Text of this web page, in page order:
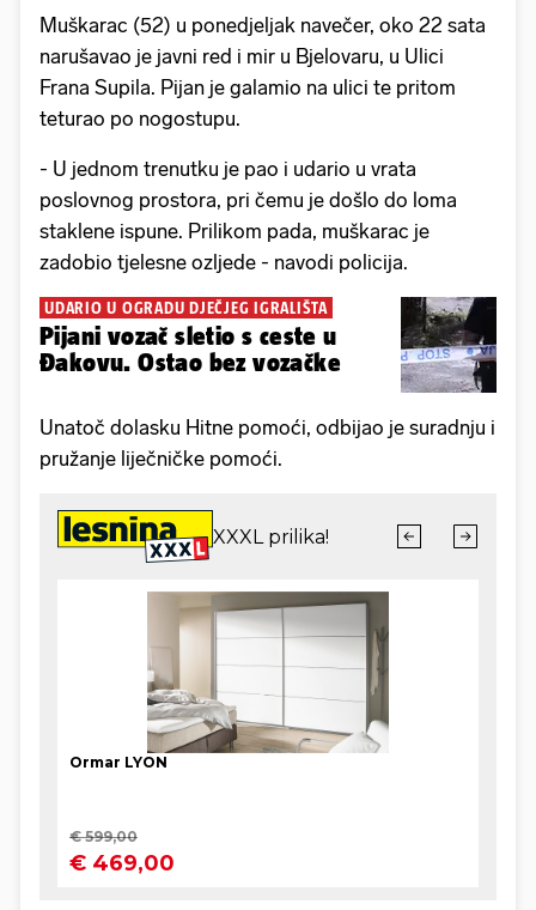
Muškarac (52) u ponedjeljak navečer, oko 22 sata
narušavao je javni red i mir u Bjelovaru, u Ulici
Frana Supila. Pijan je galamio na ulici te pritom
teturao po nogostupu.
- U jednom trenutku je pao i udario u vrata
poslovnog prostora, pri čemu je došlo do loma
staklene ispune. Prilikom pada, muškarac je
zadobio tjelesne ozljede - navodi policija.
UDARIO U OGRADU DJEČJEG IGRALIŠTA
Pijani vozač sletio s ceste u
Đakovu. Ostao bez vozačke
Unatoč dolasku Hitne pomoći, odbijao je suradnju i
pružanje liječničke pomoći.